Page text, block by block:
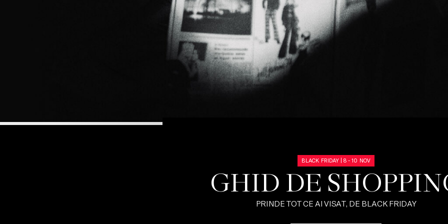
BLACK FRIDAY | 8 - 10 NOV
GHID DE
PRINDE TOT CE AI VISAT, DE BLACK FRIDAY